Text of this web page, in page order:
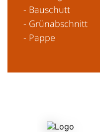
- Bauschutt
- Grünabschnitt
- Pappe